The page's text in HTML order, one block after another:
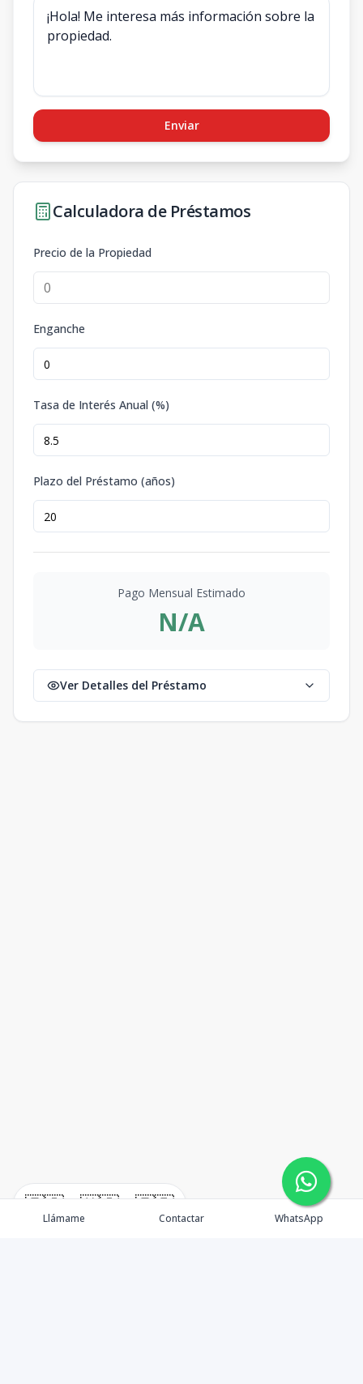
🇪🇸 🇺🇸 🇫🇷
Enviar
Calculadora de Préstamos
Precio de la Propiedad
Enganche
Tasa de Interés Anual (%)
Plazo del Préstamo (años)
Pago Mensual Estimado
N/A
Ver Detalles del Préstamo
Llámame Contactar WhatsApp